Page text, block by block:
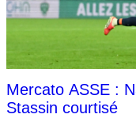
Mercato ASSE :
Stassin courtisé